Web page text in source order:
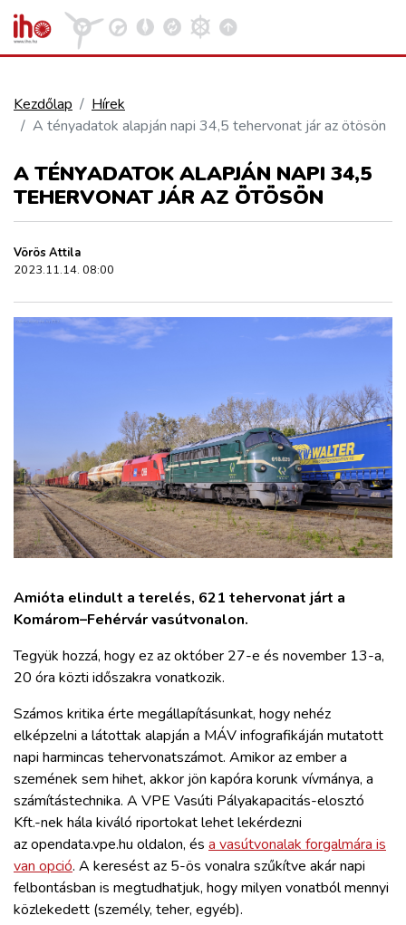
VASÚT
KÖZÚT
REPÜLÉS
KÖZLEKEDÉSFEJLESZTÉS
HAJÓZÁS
BLOG
WEBSHOP
BELÉPÉS
REGISZTRÁCIÓ
Kosár megtekintése
Kezdőlap
Hírek
A tényadatok alapján napi 34,5 tehervonat jár az ötösön
A TÉNYADATOK ALAPJÁN NAPI 34,5
TEHERVONAT JÁR AZ ÖTÖSÖN
Vörös Attila
2023.11.14. 08:00
Amióta elindult a terelés, 621 tehervonat járt a
Komárom–Fehérvár vasútvonalon.
Tegyük hozzá, hogy ez az október 27-e és november 13-a,
20 óra közti időszakra vonatkozik.
Számos kritika érte megállapításunkat, hogy nehéz
elképzelni a látottak alapján a MÁV infografikáján mutatott
napi harmincas tehervonatszámot. Amikor az ember a
szemének sem hihet, akkor jön kapóra korunk vívmánya, a
számítástechnika. A VPE Vasúti Pályakapacitás-elosztó
Kft.-nek hála kiváló riportokat lehet lekérdezni
az opendata.vpe.hu oldalon, és a vasútvonalak forgalmára is
van opció. A keresést az 5-ös vonalra szűkítve akár napi
felbontásban is megtudhatjuk, hogy milyen vonatból mennyi
közlekedett (személy, teher, egyéb).